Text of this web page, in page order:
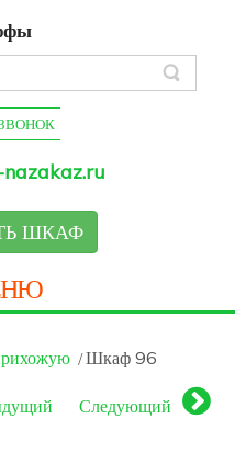
ШКАФ
Шкаф 96
Следующий